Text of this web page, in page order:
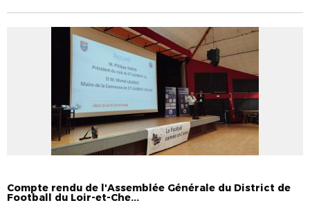
Compte rendu de l'Assemblée Générale du District de
Football du Loir-et-Che...